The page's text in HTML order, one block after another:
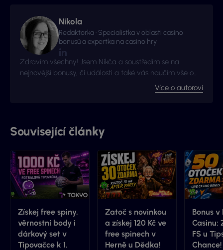
Nikola
Redaktorka · Specialistka v oblasti casino
bonusů a expertka na casino hry
Zdravím všechny! Jsem Nikča a soustředím se na
nejnovější bonusy, či události a také vás naučím vše o
Více o autorovi
Související články
Získej free spiny,
věrnostní body i
dárkový set v
Tipovačce k 1.
Zatoč s novinkou
a získej 120 Kč ve
free spinech v
Herně u Dědka!
Bonus v
Casinu:
FS u
Chance!